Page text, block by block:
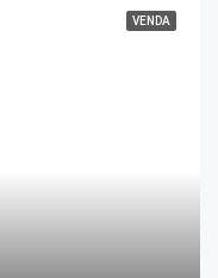
VENDA